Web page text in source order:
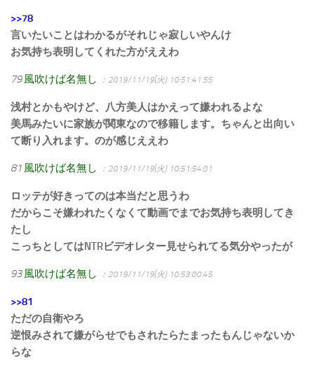
>>78
言いたいことはわかるがそれじゃ寂しいやんけ
お気持ち表明してくれた方がええわ
79 風吹けば名無し ：2019/11/19(火) 10:51:41.55
浅村とかもやけど、八方美人はかえって嫌われるよな
美馬みたいに家族が関東なので移籍します。ちゃんと出向い
て断り入れます。のが感じええわ
81 風吹けば名無し ：2019/11/19(火) 10:51:54.01
ロッテが好きってのは本当だと思うわ
だからこそ嫌われたくなくて動画でまでお気持ち表明してき
たし
こっちとしてはNTRビデオレター見せられてる気分やったが
93 風吹けば名無し ：2019/11/19(火) 10:53:00.45
>>81
ただの自衛やろ
逆恨みされて嫌がらせでもされたらたまったもんじゃないか
らな